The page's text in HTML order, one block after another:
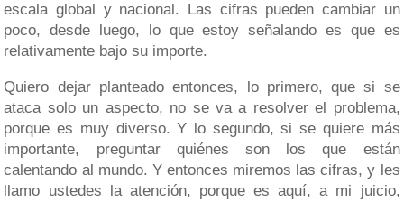
escala global y nacional. Las cifras pueden cambiar un
poco, desde luego, lo que estoy señalando es que es
relativamente bajo su importe.
Quiero dejar planteado entonces, lo primero, que si se
ataca solo un aspecto, no se va a resolver el problema,
porque es muy diverso. Y lo segundo, si se quiere más
importante, preguntar quiénes son los que están
calentando al mundo. Y entonces miremos las cifras, y les
llamo ustedes la atención, porque es aquí, a mi juicio,